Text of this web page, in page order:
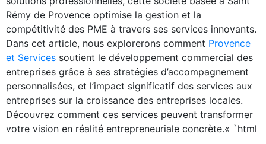
Rémy de Provence optimise la gestion et la
compétitivité des PME à travers ses services innovants.
Dans cet article, nous explorerons comment Provence
et Services soutient le développement commercial des
entreprises grâce à ses stratégies d’accompagnement
personnalisées, et l’impact significatif des services aux
entreprises sur la croissance des entreprises locales.
Découvrez comment ces services peuvent transformer
votre vision en réalité entrepreneuriale concrète.« `html